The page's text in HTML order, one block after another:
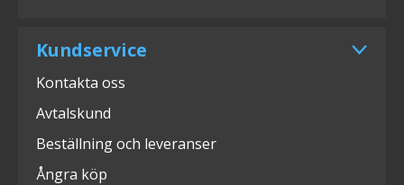
Kundservice
Kontakta oss
Avtalskund
Beställning och leveranser
Ångra köp